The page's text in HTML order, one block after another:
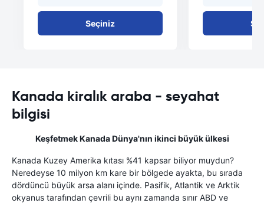
Seçiniz
Kanada kiralık araba - seyahat
bilgisi
Keşfetmek Kanada Dünya'nın ikinci büyük ülkesi
Kanada Kuzey Amerika kıtası %41 kapsar biliyor muydun?
Neredeyse 10 milyon km kare bir bölgede ayakta, bu sırada
dördüncü büyük arsa alanı içinde. Pasifik, Atlantik ve Arktik
okyanus tarafından çevrili bu aynı zamanda sınır ABD ve